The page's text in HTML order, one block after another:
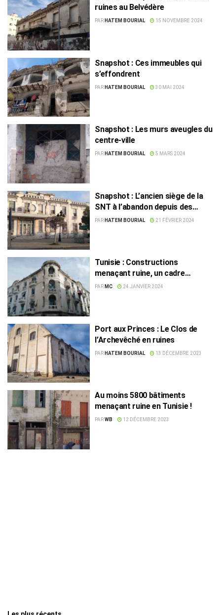
ruines au Belvédère
PAR HATEM BOURIAL 15 NOVEMBRE 2024
Snapshot : Ces immeubles qui
s’effondrent
PAR HATEM BOURIAL 30 MAI 2024
Snapshot : Les murs aveugles du
centre-ville
PAR HATEM BOURIAL 5 MARS 2024
Snapshot : L’ancien siège de la
SNT à l’abandon depuis des
années
PAR HATEM BOURIAL 21 FÉVRIER 2024
Tunisie : Constructions
menaçant ruine, un cadre
législatif en préparation
PAR MC 24 JANVIER 2024
Port aux Princes : Le Clos de
l’Archevêché en ruines
PAR HATEM BOURIAL 13 DÉCEMBRE 2023
Au moins 5800 bâtiments
menaçant ruine en Tunisie !
PARWB 12 DÉCEMBRE 2023